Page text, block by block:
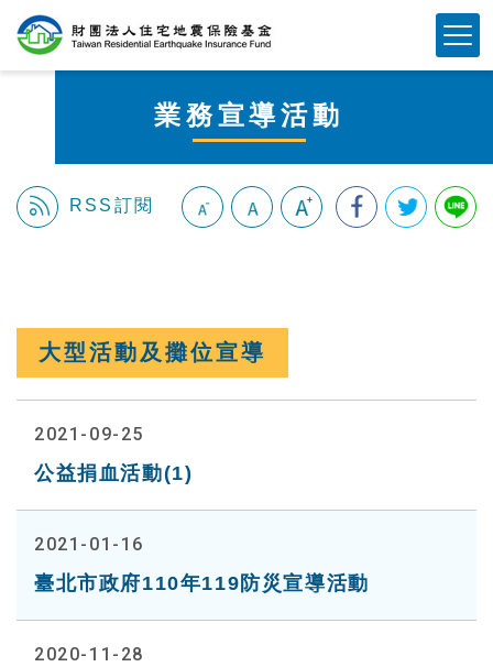
業務宣導活動
RSS訂閱
大型活動及攤位宣導
2021-09-25
公益捐血活動(1)
2021-01-16
臺北市政府110年119防災宣導活動
2020-11-28